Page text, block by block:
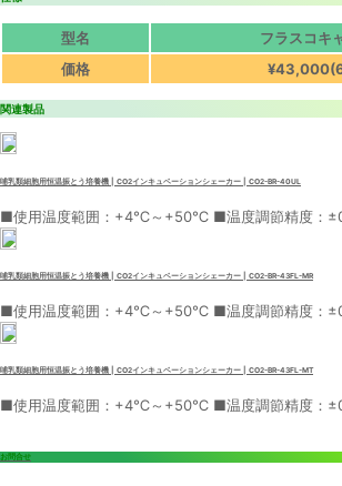
型名
フラスコキ
価格
関連製品
哺乳類細胞用恒温振とう培養機 | CO2インキュベーションシェーカー | CO2-BR-40UL
■使用温度範囲：+4℃～+50℃ ■温度調節精度：
哺乳類細胞用恒温振とう培養機 | CO2インキュベーションシェーカー | CO2-BR-43FL-MR
■使用温度範囲：+4℃～+50℃ ■温度調節精度：
哺乳類細胞用恒温振とう培養機 | CO2インキュベーションシェーカー | CO2-BR-43FL-MT
■使用温度範囲：+4℃～+50℃ ■温度調節精度：
お問合せ